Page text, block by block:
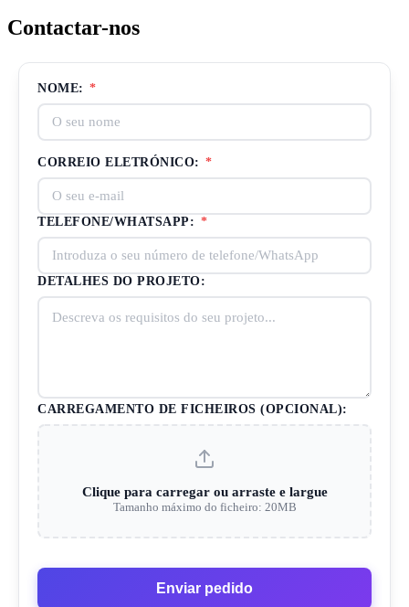
Contactar-nos
NOME: *
CORREIO ELETRÓNICO: *
TELEFONE/WHATSAPP: *
DETALHES DO PROJETO:
CARREGAMENTO DE FICHEIROS (OPCIONAL):
Clique para carregar ou arraste e largue
Tamanho máximo do ficheiro: 20MB
Enviar pedido